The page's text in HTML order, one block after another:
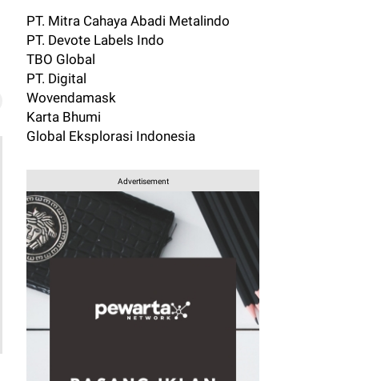
PT. Mitra Cahaya Abadi Metalindo
PT. Devote Labels Indo
TBO Global
PT. Digital
Wovendamask
Karta Bhumi
Global Eksplorasi Indonesia
Advertisement